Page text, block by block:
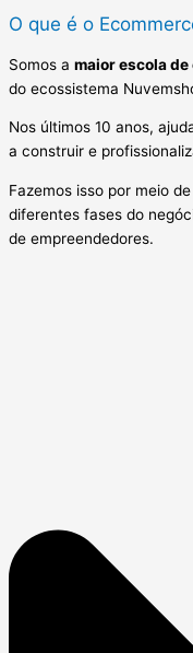
O que é o
Somos a maior escola
do ecossistema
Nos últimos 10 anos,
a construir e
Fazemos isso por meio
diferentes fases do
de empreendedores.